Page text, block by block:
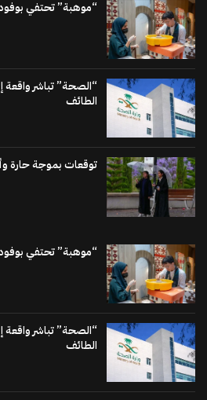
“موهبة” تحتفي بوفود “إنسو 2026”
“الصحة” تباشر
الطائف
توقعات بموجة حارة
“موهبة” تحتفي بوفود “إنسو 2026”
“الصحة” تباشر
الطائف